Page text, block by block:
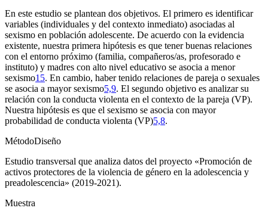
En este estudio se plantean dos objetivos. El primero es identificar
variables (individuales y del contexto inmediato) asociadas al
sexismo en población adolescente. De acuerdo con la evidencia
existente, nuestra primera hipótesis es que tener buenas relaciones
con el entorno próximo (familia, compañeros/as, profesorado e
instituto) y madres con alto nivel educativo se asocia a menor
sexismo15. En cambio, haber tenido relaciones de pareja o sexuales
se asocia a mayor sexismo5,9. El segundo objetivo es analizar su
relación con la conducta violenta en el contexto de la pareja (VP).
Nuestra hipótesis es que el sexismo se asocia con mayor
probabilidad de conducta violenta (VP)5,8.
MétodoDiseño
Estudio transversal que analiza datos del proyecto «Promoción de
activos protectores de la violencia de género en la adolescencia y
preadolescencia» (2019-2021).
Muestra